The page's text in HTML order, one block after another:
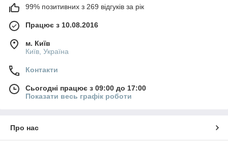
99% позитивних з 269 відгуків за рік
Працює з 10.08.2016
м. Київ
Київ, Україна
Контакти
Сьогодні працює з 09:00 до 17:00
Показати весь графік роботи
Про нас